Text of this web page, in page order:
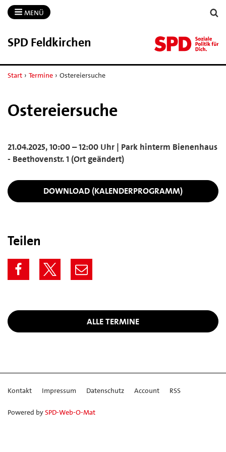
MENÜ
SPD Feldkirchen
Start › Termine › Ostereiersuche
Ostereiersuche
21.04.2025, 10:00 – 12:00 Uhr | Park hinterm Bienenhaus
- Beethovenstr. 1 (Ort geändert)
DOWNLOAD (KALENDERPROGRAMM)
Teilen
ALLE TERMINE
Kontakt Impressum Datenschutz Account RSS
Powered bySPD-Web-O-Mat